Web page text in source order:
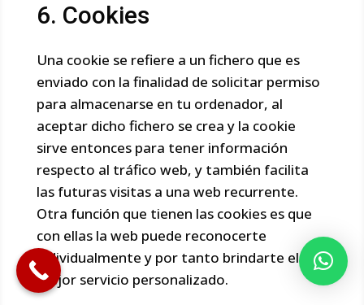
6. Cookies
Una cookie se refiere a un fichero que es
enviado con la finalidad de solicitar permiso
para almacenarse en tu ordenador, al
aceptar dicho fichero se crea y la cookie
sirve entonces para tener información
respecto al tráfico web, y también facilita
las futuras visitas a una web recurrente.
Otra función que tienen las cookies es que
con ellas la web puede reconocerte
individualmente y por tanto brindarte el
mejor servicio personalizado.